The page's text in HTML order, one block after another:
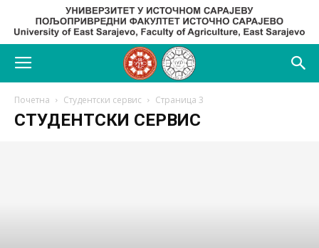
Почетна Студентски сервис Страница 3
СТУДЕНТСКИ СЕРВИС